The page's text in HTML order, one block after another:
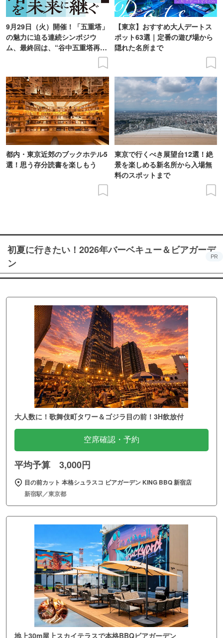
9月29日（火）開催！「五重塔」
の魅力に迫る連続シンポジウ
ム、最終回は、“谷中五重塔再建
【東京】おすすめ大人デートス
ポット63選｜定番の遊び場から
隠れた名所まで
都内・東京近郊のブックホテル5
選！思う存分読書を楽しもう
東京で行くべき展望台12選！絶
景を楽しめる新名所から入場無
料のスポットまで
初夏に行きたい！2026年バーベキュー＆ビアガーデ
ン
PR
大人数に！歌舞伎町タワー＆ゴジラ目の前！3H飲放付
空席確認・予約
平均予算 3,000円
目の前カット 本格シュラスコ ビアガーデン KING BBQ 新宿店
新宿駅／東京都
地上30m屋上スカイテラスで本格BBQビアガーデン